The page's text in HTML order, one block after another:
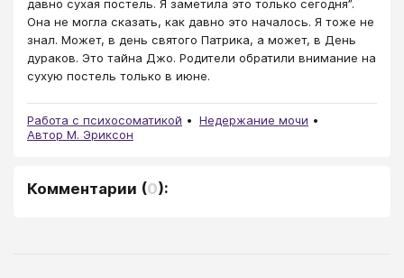
давно сухая постель. Я заметила это только сегодня”.
Она не могла сказать, как давно это началось. Я тоже не
знал. Может, в день святого Патрика, а может, в День
дураков. Это тайна Джо. Родители обратили внимание на
сухую постель только в июне.
Работа с психосоматикой
Недержание мочи
Автор М. Эриксон
Комментарии (0):